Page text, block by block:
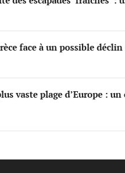
face à un possible déclin
vaste plage d’Europe :